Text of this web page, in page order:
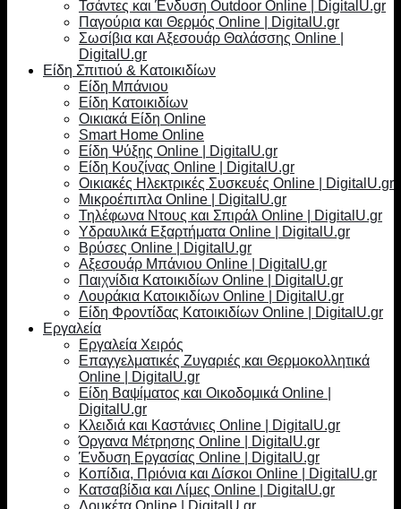
Τσάντες και Ένδυση Outdoor Online | DigitalU.gr
Παγούρια και Θερμός Online | DigitalU.gr
Σωσίβια και Αξεσουάρ Θαλάσσης Online |
DigitalU.gr
Είδη Σπιτιού & Κατοικιδίων
Είδη Μπάνιου
Είδη Κατοικιδίων
Οικιακά Είδη Online
Smart Home Online
Είδη Ψύξης Online | DigitalU.gr
Είδη Κουζίνας Online | DigitalU.gr
Οικιακές Ηλεκτρικές Συσκευές Online | DigitalU.gr
Μικροέπιπλα Online | DigitalU.gr
Τηλέφωνα Ντους και Σπιράλ Online | DigitalU.gr
Υδραυλικά Εξαρτήματα Online | DigitalU.gr
Βρύσες Online | DigitalU.gr
Αξεσουάρ Μπάνιου Online | DigitalU.gr
Παιχνίδια Κατοικιδίων Online | DigitalU.gr
Λουράκια Κατοικιδίων Online | DigitalU.gr
Είδη Φροντίδας Κατοικιδίων Online | DigitalU.gr
Εργαλεία
Εργαλεία Χειρός
Επαγγελματικές Ζυγαριές και Θερμοκολλητικά
Online | DigitalU.gr
Είδη Βαψίματος και Οικοδομικά Online |
DigitalU.gr
Κλειδιά και Καστάνιες Online | DigitalU.gr
Όργανα Μέτρησης Online | DigitalU.gr
Ένδυση Εργασίας Online | DigitalU.gr
Κοπίδια, Πριόνια και Δίσκοι Online | DigitalU.gr
Κατσαβίδια και Λίμες Online | DigitalU.gr